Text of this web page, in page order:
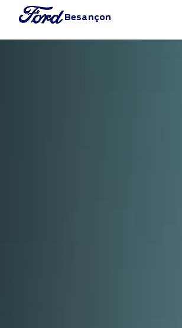
Besançon